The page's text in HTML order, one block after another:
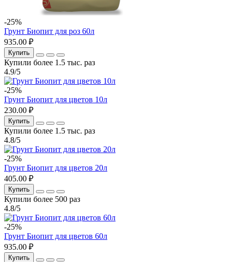
-25%
Грунт Биопит для роз 60л
935.00 ₽
Купить
Купили более 1.5 тыс. раз
4.9/5
-25%
Грунт Биопит для цветов 10л
230.00 ₽
Купить
Купили более 1.5 тыс. раз
4.8/5
-25%
Грунт Биопит для цветов 20л
405.00 ₽
Купить
Купили более 500 раз
4.8/5
-25%
Грунт Биопит для цветов 60л
935.00 ₽
Купить